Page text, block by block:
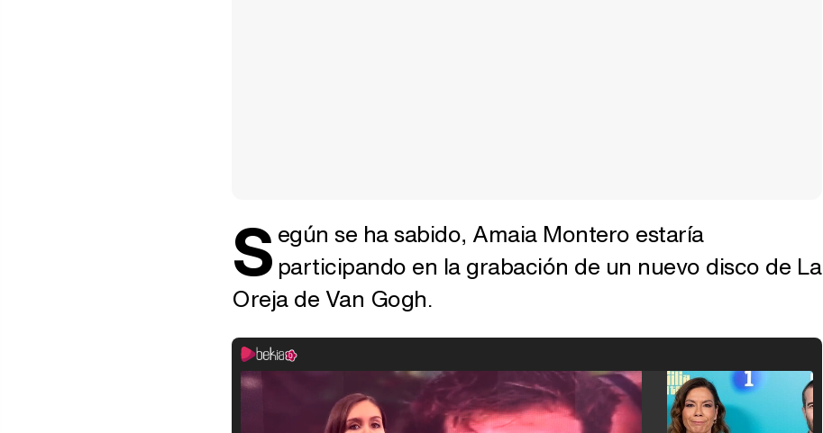
Según se ha sabido, Amaia Montero estaría
participando en la grabación de un nuevo disco de La
Oreja de Van Gogh.